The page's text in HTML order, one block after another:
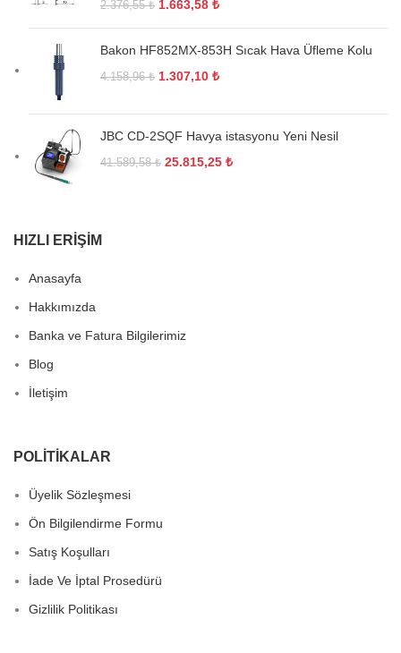
2.376,55₺ 1.663,58 ₺
Bakon HF852MX-853H Sıcak Hava Üfleme Kolu
4.158,96₺ 1.307,10 ₺
JBC CD-2SQF Havya istasyonu Yeni Nesil
41.589,58₺ 25.815,25 ₺
HIZLI ERIŞIM
Anasayfa
Hakkımızda
Banka ve Fatura Bilgilerimiz
Blog
İletişim
POLITIKALAR
Üyelik Sözleşmesi
Ön Bilgilendirme Formu
Satış Koşulları
İade Ve İptal Prosedürü
Gizlilik Politikası